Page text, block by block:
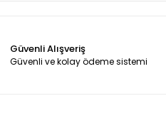
Güvenli Alışveriş
Güvenli ve kolay ödeme sistemi